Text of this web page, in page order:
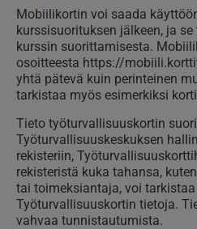
Mobiilikortin voi saada
kurssisuorituksen jälkeen, ja
kurssin suorittamisesta.
osoitteesta https://
yhtä pätevä kuin perinteinen
tarkistaa myös esimerkiksi
Tieto työturvallisuuskortin
Työturvallisuuskeskuksen
rekisteriin,
rekisteristä kuka tahansa,
tai toimeksiantaja, voi
Työturvallisuuskortin tietoja.
vahvaa tunnistautumista.